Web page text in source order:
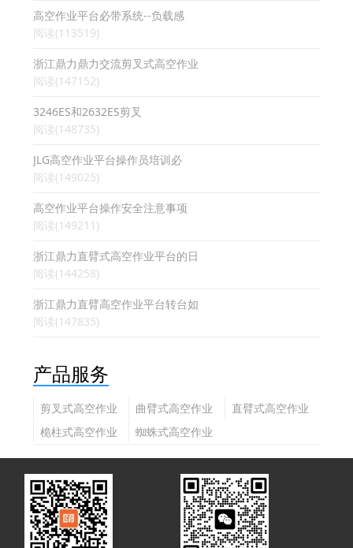
高空作业平台必带系统--负载感
阅读(113519)
浙江鼎力鼎力交流剪叉式高空作业
阅读(147152)
3246ES和2632ES剪叉
阅读(148735)
JLG高空作业平台操作员培训必
阅读(149025)
高空作业平台操作安全注意事项
阅读(149211)
浙江鼎力直臂式高空作业平台的日
阅读(144258)
浙江鼎力直臂高空作业平台转台如
阅读(147835)
产品服务
剪叉式高空作业
平台
曲臂式高空作业
平台
直臂式高空作业
桅柱式高空作业
蜘蛛式高空作业